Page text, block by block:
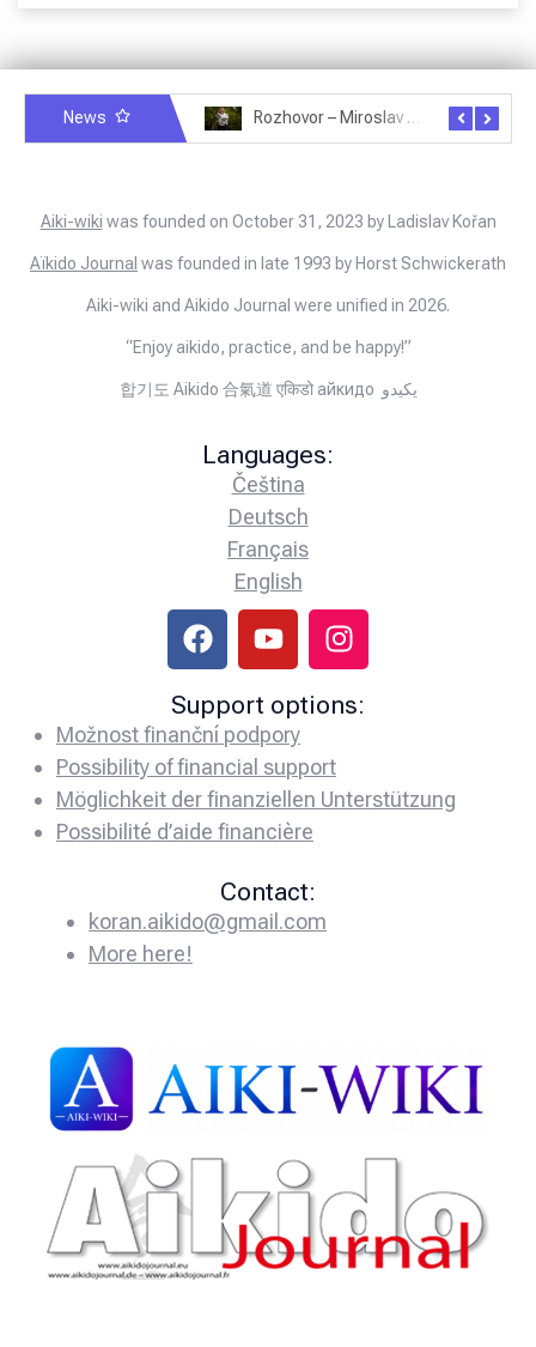
News Rozhovor – Miroslav Šmíd – 22.3.2025 Rozhovor – Joël Roche – 12.4.2025 – Praha, Karlín
Aiki-wiki was founded on October 31, 2023 by Ladislav Kořan
Aïkido Journal was founded in late 1993 by Horst Schwickerath
Aiki-wiki and Aikido Journal were unified in 2026.
“Enjoy aikido, practice, and be happy!”
합기도 Aikido 合氣道 एकिडो айкидо يكيدو
Languages:
Čeština
Deutsch
Français
English
Support options:
Možnost finanční podpory
Possibility of financial support
Möglichkeit der finanziellen Unterstützung
Possibilité d’aide financière
Contact:
koran.aikido@gmail.com
More here!